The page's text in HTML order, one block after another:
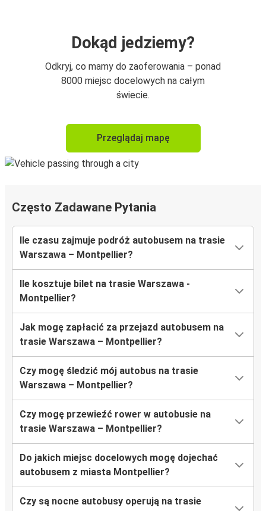
Dokąd jedziemy?
Odkryj, co mamy do zaoferowania – ponad
8000 miejsc docelowych na całym
świecie.
Przeglądaj mapę
Często Zadawane Pytania
Ile czasu zajmuje podróż autobusem na trasie
Warszawa – Montpellier?
Ile kosztuje bilet na trasie Warszawa -
Montpellier?
Jak mogę zapłacić za przejazd autobusem na
trasie Warszawa – Montpellier?
Czy mogę śledzić mój autobus na trasie
Warszawa – Montpellier?
Czy mogę przewieźć rower w autobusie na
trasie Warszawa – Montpellier?
Do jakich miejsc docelowych mogę dojechać
autobusem z miasta Montpellier?
Czy są nocne autobusy operują na trasie